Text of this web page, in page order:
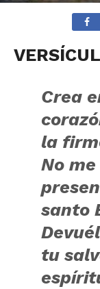
Crea
la
No
santo
tu